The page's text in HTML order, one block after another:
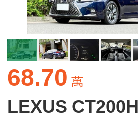
68.70 萬
LEXUS CT200H